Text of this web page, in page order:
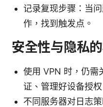
记录复现步骤：当
作，找到触发点。
安全性与隐私
使用 VPN 时，仍需
证、管理好设备授权
不同服务器对日志